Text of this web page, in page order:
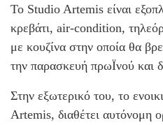
Το Studio Artemis είναι
κρεβάτι, air-condition,
με κουζίνα στην οποία θα
την παρασκευή πρωΪνού και
Στην εξωτερικό του, το
Artemis, διαθέτει αυτόνομη